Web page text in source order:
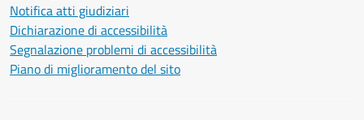
Notifica atti giudiziari
Dichiarazione di accessibilità
Segnalazione problemi di accessibilità
Piano di miglioramento del sito